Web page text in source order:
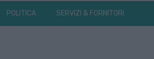
POLITICA SERVIZI & FORNITORI